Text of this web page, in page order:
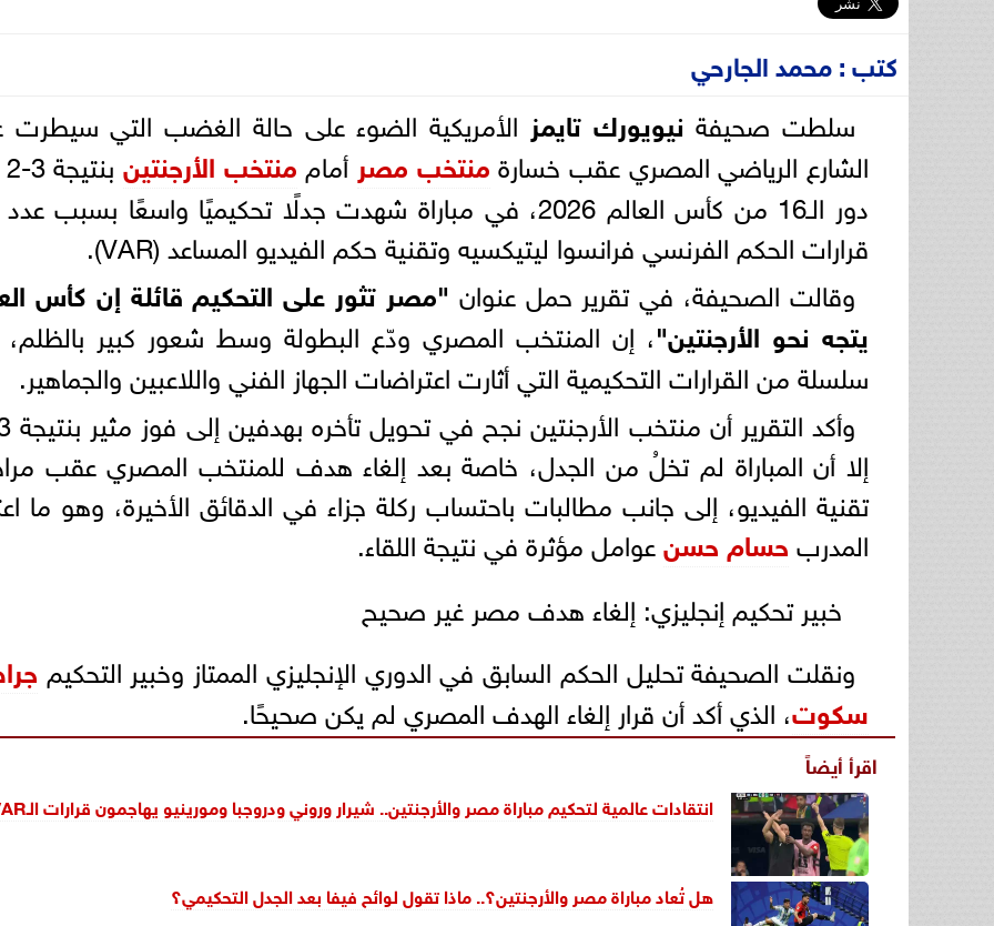
كتب : محمد الجارحي
سلطت صحيفة نيويورك تايمز الأمريكية الضوء على حالة الغضب التي سيطرت
الشارع الرياضي المصري عقب خسارةمنتخب مصر أمام منتخب الأرجنتين
دور الـ16 من كأس العالم 2026، في مباراة شهدت جدلًا تحكيميًا واسعًا بسبب
قرارات الحكم الفرنسي فرانسوا ليتيكسيه وتقنية حكم الفيديو المساعد (VAR).
وقالت الصحيفة، في تقرير حمل عنوان "مصر تثور على التحكيم قائلة إن كأس
يتجه نحو الأرجنتين"، إن المنتخب المصري ودّع البطولة وسط شعور كبير بالظلم،
سلسلة من القرارات التحكيمية التي أثارت اعتراضات الجهاز الفني واللاعبين والجماهير.
إلا أن المباراة لم تخلُ من الجدل، خاصة بعد إلغاء هدف للمنتخب المصري عقب
تقنية الفيديو، إلى جانب مطالبات باحتساب ركلة جزاء في الدقائق الأخيرة، وهو ما
المدربحسام حسنعوامل مؤثرة في نتيجة اللقاء.
خبير تحكيم إنجليزي: إلغاء هدف مصر غير صحيح
ونقلت الصحيفة تحليل الحكم السابق في الدوري الإنجليزي الممتاز وخبير التحكيم
سكوت، الذي أكد أن قرار إلغاء الهدف المصري لم يكن صحيحًا.
اقرأ أيضاً
انتقادات عالمية لتحكيم مباراة مصر والأرجنتين.. شيرار وروني ودروجبا ومورينيو يهاجمون قرارات الـVAR
هل تُعاد مباراة مصر والأرجنتين؟.. ماذا تقول لوائح فيفا بعد الجدل التحكيمي؟